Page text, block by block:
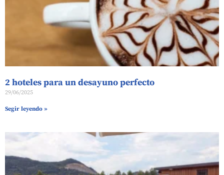
2 hoteles para un desayuno perfecto
29/06/2025
Segir leyendo »